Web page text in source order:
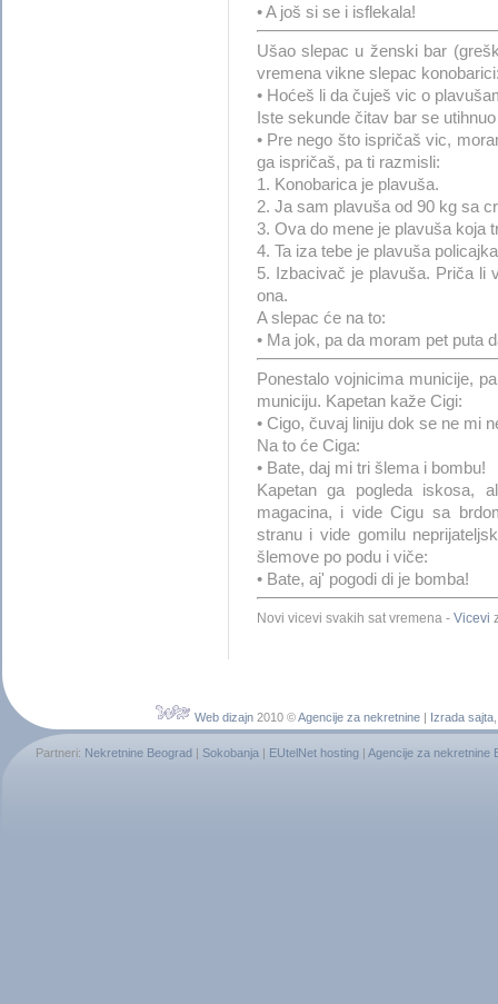
• A još si se i isflekala!
Ušao slepac u ženski bar
vremena vikne slepac
• Hoćeš li da čuješ vic o
Iste sekunde čitav bar se
• Pre nego što ispričaš vic,
ga ispričaš, pa ti razmisli:
1. Konobarica je plavuša.
2. Ja sam plavuša od 90 kg sa
3. Ova do mene je plavuša koja
4. Ta iza tebe je plavuša
5. Izbacivač je plavuša. Priča li
ona.
A slepac će na to:
• Ma jok, pa da moram pet puta
Ponestalo vojnicima municije,
municiju. Kapetan kaže Cigi:
• Cigo, čuvaj liniju dok se ne mi
Na to će Ciga:
• Bate, daj mi tri šlema i bombu!
Kapetan ga pogleda iskosa,
magacina, i vide Cigu sa
stranu i vide gomilu
šlemove po podu i viče:
• Bate, aj' pogodi di je bomba!
Novi vicevi svakih sat vremena - Vicevi
Web dizajn2010 ©Agencije za nekretnine| Izrada sajta
Partneri: Nekretnine Beograd | Sokobanja | EUtelNet hosting | Agencije za nekretnine